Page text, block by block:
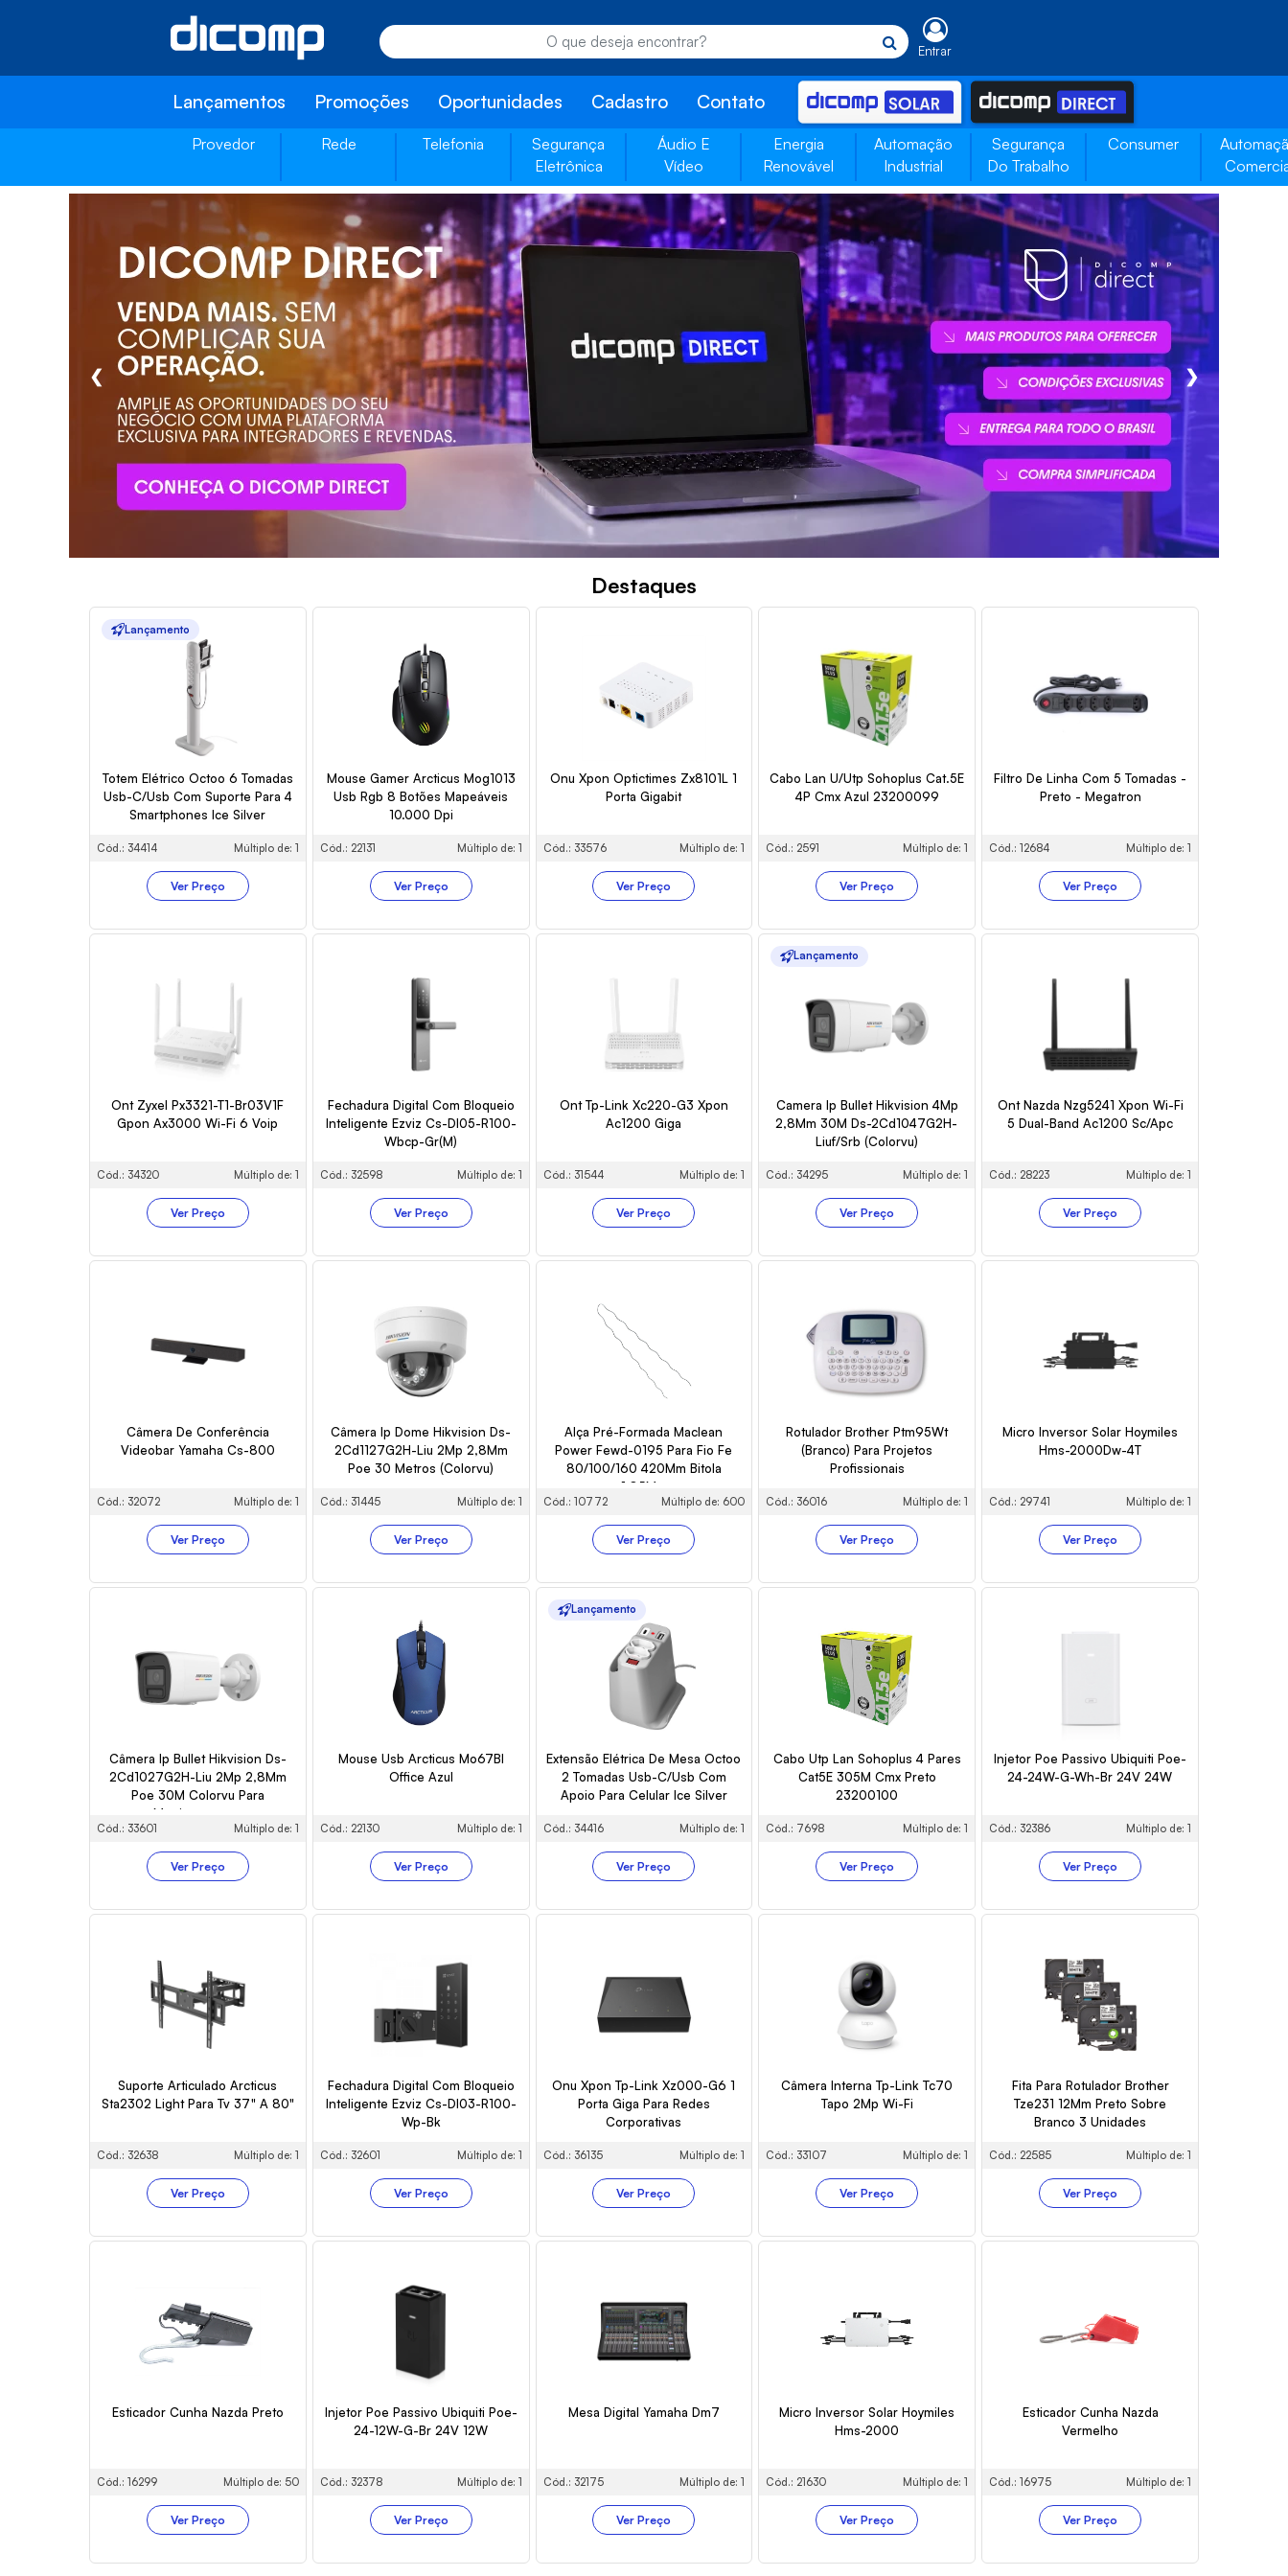
Entrar
Lançamentos Promoções Oportunidades Cadastro Contato
Provedor Rede Telefonia
Segurança
Eletrônica
Áudio E
Vídeo
Energia
Renovável
Automação
Industrial
Segurança
Do Trabalho
Consumer
❮ ❯
Destaques
Lançamento
Totem Elétrico Octoo 6 Tomadas
Usb-C/Usb Com Suporte Para 4
Smartphones Ice Silver
Cód.: 34414 Múltiplo de: 1
Ver Preço
Mouse Gamer Arcticus Mog1013
Usb Rgb 8 Botões Mapeáveis
10.000 Dpi
Cód.: 22131 Múltiplo de: 1
Ver Preço
Onu Xpon Optictimes Zx8101L 1
Porta Gigabit
Cód.: 33576 Múltiplo de: 1
Ver Preço
Cabo Lan U/Utp Sohoplus Cat.5E
4P Cmx Azul 23200099
Cód.: 2591 Múltiplo de: 1
Ver Preço
Filtro De Linha Com 5 Tomadas -
Preto - Megatron
Cód.: 12684 Múltiplo de: 1
Ver Preço
Ont Zyxel Px3321-T1-Br03V1F
Gpon Ax3000 Wi-Fi 6 Voip
Cód.: 34320 Múltiplo de: 1
Ver Preço
Fechadura Digital Com Bloqueio
Inteligente Ezviz Cs-Dl05-R100-
Wbcp-Gr(M)
Cód.: 32598 Múltiplo de: 1
Ver Preço
Ont Tp-Link Xc220-G3 Xpon
Ac1200 Giga
Cód.: 31544 Múltiplo de: 1
Ver Preço
Lançamento
Camera Ip Bullet Hikvision 4Mp
2,8Mm 30M Ds-2Cd1047G2H-
Liuf/Srb (Colorvu)
Cód.: 34295 Múltiplo de: 1
Ver Preço
Ont Nazda Nzg5241 Xpon Wi-Fi
5 Dual-Band Ac1200 Sc/Apc
Cód.: 28223 Múltiplo de: 1
Ver Preço
Câmera De Conferência
Videobar Yamaha Cs-800
Cód.: 32072 Múltiplo de: 1
Ver Preço
Câmera Ip Dome Hikvision Ds-
2Cd1127G2H-Liu 2Mp 2,8Mm
Poe 30 Metros (Colorvu)
Cód.: 31445 Múltiplo de: 1
Ver Preço
Alça Pré-Formada Maclean
Power Fewd-0195 Para Fio Fe
80/100/160 420Mm Bitola
1,85Mm
Cód.: 10772 Múltiplo de: 600
Ver Preço
Rotulador Brother Ptm95Wt
(Branco) Para Projetos
Profissionais
Cód.: 36016 Múltiplo de: 1
Ver Preço
Micro Inversor Solar Hoymiles
Hms-2000Dw-4T
Cód.: 29741 Múltiplo de: 1
Ver Preço
Câmera Ip Bullet Hikvision Ds-
2Cd1027G2H-Liu 2Mp 2,8Mm
Poe 30M Colorvu Para
Monitoramento
Cód.: 33601 Múltiplo de: 1
Ver Preço
Mouse Usb Arcticus Mo67Bl
Office Azul
Cód.: 22130 Múltiplo de: 1
Ver Preço
Lançamento
Extensão Elétrica De Mesa Octoo
2 Tomadas Usb-C/Usb Com
Apoio Para Celular Ice Silver
Cód.: 34416 Múltiplo de: 1
Ver Preço
Cabo Utp Lan Sohoplus 4 Pares
Cat5E 305M Cmx Preto
23200100
Cód.: 7698 Múltiplo de: 1
Ver Preço
Injetor Poe Passivo Ubiquiti Poe-
24-24W-G-Wh-Br 24V 24W
Cód.: 32386 Múltiplo de: 1
Ver Preço
Suporte Articulado Arcticus
Sta2302 Light Para Tv 37" A 80"
Cód.: 32638 Múltiplo de: 1
Ver Preço
Fechadura Digital Com Bloqueio
Inteligente Ezviz Cs-Dl03-R100-
Wp-Bk
Cód.: 32601 Múltiplo de: 1
Ver Preço
Onu Xpon Tp-Link Xz000-G6 1
Porta Giga Para Redes
Corporativas
Cód.: 36135 Múltiplo de: 1
Ver Preço
Câmera Interna Tp-Link Tc70
Tapo 2Mp Wi-Fi
Cód.: 33107 Múltiplo de: 1
Ver Preço
Fita Para Rotulador Brother
Tze231 12Mm Preto Sobre
Branco 3 Unidades
Cód.: 22585 Múltiplo de: 1
Ver Preço
Esticador Cunha Nazda Preto
Cód.: 16299 Múltiplo de: 50
Ver Preço
Injetor Poe Passivo Ubiquiti Poe-
24-12W-G-Br 24V 12W
Cód.: 32378 Múltiplo de: 1
Ver Preço
Mesa Digital Yamaha Dm7
Cód.: 32175 Múltiplo de: 1
Ver Preço
Micro Inversor Solar Hoymiles
Hms-2000
Cód.: 21630 Múltiplo de: 1
Ver Preço
Esticador Cunha Nazda
Vermelho
Cód.: 16975 Múltiplo de: 1
Ver Preço